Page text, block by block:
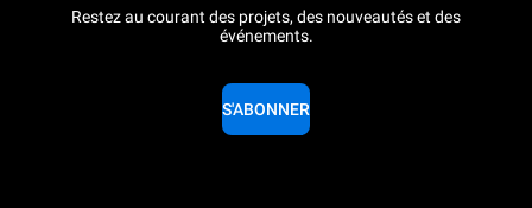
Restez au courant des projets, des nouveautés et des
événements.
S'ABONNER